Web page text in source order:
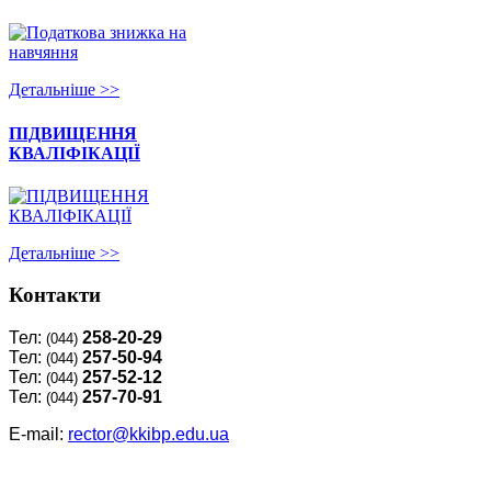
Детальнiше >>
ПІДВИЩЕННЯ
КВАЛІФІКАЦІЇ
Детальнiше >>
Контакти
Тел: (044) 258-20-29
Тел: (044) 257-50-94
Тел: (044) 257-52-12
Тел: (044) 257-70-91
E-mail: rector@kkibp.edu.ua